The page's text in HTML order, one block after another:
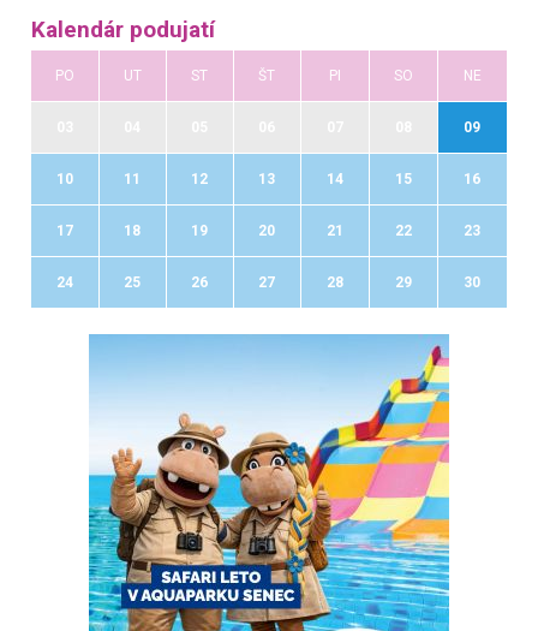
Kalendár podujatí
PO UT ST ŠT PI SO NE
09
10 11 12 13 14 15 16
17 18 19 20 21 22 23
24 25 26 27 28 29 30